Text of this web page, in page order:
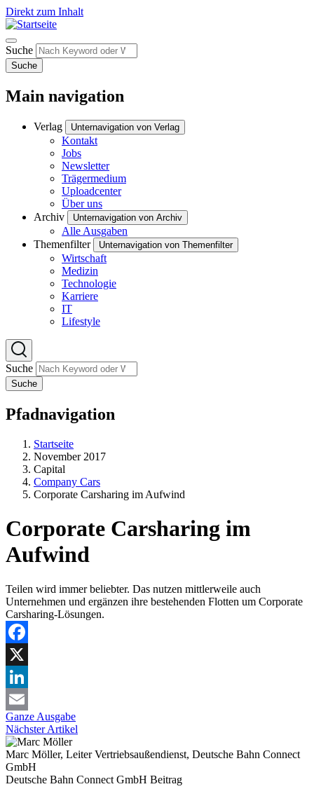
Direkt zum Inhalt
Suche
Suche
Main navigation
Verlag Unternavigation von Verlag
Kontakt
Jobs
Newsletter
Trägermedium
Uploadcenter
Über uns
Archiv
Unternavigation von Archiv
Alle Ausgaben
Themenfilter
Unternavigation von Themenfilter
Wirtschaft
Medizin
Technologie
Karriere
IT
Lifestyle
Suche
Suche
Pfadnavigation
Startseite
November 2017
Capital
Company Cars
Corporate Carsharing im Aufwind
Corporate Carsharing im
Aufwind
Teilen wird immer beliebter. Das nutzen mittlerweile auch
Unternehmen und ergänzen ihre bestehenden Flotten um Corporate
Carsharing-Lösungen.
Facebook
X
LinkedIn
Email
Ganze Ausgabe
Nächster Artikel
Marc Möller, Leiter Vertriebsaußendienst, Deutsche Bahn Connect
GmbH
Deutsche Bahn Connect GmbH Beitrag